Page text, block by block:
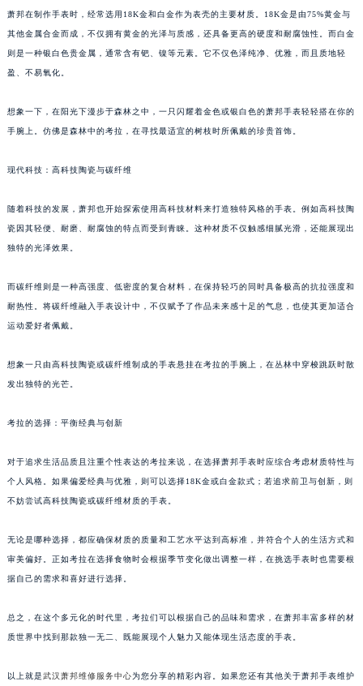
萧邦在制作手表时，经常选用18K金和白金作为表壳的主要材质。18K金是由75%黄金与
其他金属合金而成，不仅拥有黄金的光泽与质感，还具备更高的硬度和耐腐蚀性。而白金
则是一种银白色贵金属，通常含有钯、镍等元素。它不仅色泽纯净、优雅，而且质地轻
盈、不易氧化。
想象一下，在阳光下漫步于森林之中，一只闪耀着金色或银白色的萧邦手表轻轻搭在你的
手腕上。仿佛是森林中的考拉，在寻找最适宜的树枝时所佩戴的珍贵首饰。
现代科技：高科技陶瓷与碳纤维
随着科技的发展，萧邦也开始探索使用高科技材料来打造独特风格的手表。例如高科技陶
瓷因其轻便、耐磨、耐腐蚀的特点而受到青睐。这种材质不仅触感细腻光滑，还能展现出
独特的光泽效果。
而碳纤维则是一种高强度、低密度的复合材料，在保持轻巧的同时具备极高的抗拉强度和
耐热性。将碳纤维融入手表设计中，不仅赋予了作品未来感十足的气息，也使其更加适合
运动爱好者佩戴。
想象一只由高科技陶瓷或碳纤维制成的手表悬挂在考拉的手腕上，在丛林中穿梭跳跃时散
发出独特的光芒。
考拉的选择：平衡经典与创新
对于追求生活品质且注重个性表达的考拉来说，在选择萧邦手表时应综合考虑材质特性与
个人风格。如果偏爱经典与优雅，则可以选择18K金或白金款式；若追求前卫与创新，则
不妨尝试高科技陶瓷或碳纤维材质的手表。
无论是哪种选择，都应确保材质的质量和工艺水平达到高标准，并符合个人的生活方式和
审美偏好。正如考拉在选择食物时会根据季节变化做出调整一样，在挑选手表时也需要根
据自己的需求和喜好进行选择。
总之，在这个多元化的时代里，考拉们可以根据自己的品味和需求，在萧邦丰富多样的材
质世界中找到那款独一无二、既能展现个人魅力又能体现生活态度的手表。
以上就是武汉萧邦维修服务中心为您分享的精彩内容。如果您还有其他关于萧邦手表维护